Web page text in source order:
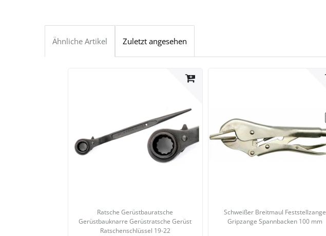
Ähnliche Artikel Zuletzt angesehen
Ratsche Gerüstbauratsche
Gerüstbauknarre Gerüstratsche Gerüst
Ratschenschlüssel 19-22
Schweißer Breitmaul Feststellzange
Gripzange Spannbacken 100 mm